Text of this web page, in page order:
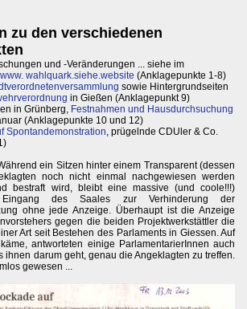
zu den verschiedenen
und -Veränderungen ... siehe im
www. wahlquark.siehe.website (Anklagepunkte 1-8)
sowie Hintergrundseiten
in Gießen (Anklagepunkt 9)
in Grünberg, Festnahmen und Hausdurchsuchung
(Anklagepunkte 10 und 12)
Spontandemonstration , prügelnde CDUler & Co.
ein Sitzen hinter einem Transparent (dessen
noch nicht einmal nachgewiesen werden
bestraft wird, bleibt eine massive (und coole!!!)
des Saales zur Verhinderung der
ohne jede Anzeige. Überhaupt ist die Anzeige
gegen die beiden Projektwerkstättler die
Art seit Bestehen des Parlaments in Giessen. Auf
antworteten einige ParlamentarierInnen auch
ihnen darum geht, genau die Angeklagten zu treffen.
gewesen ...